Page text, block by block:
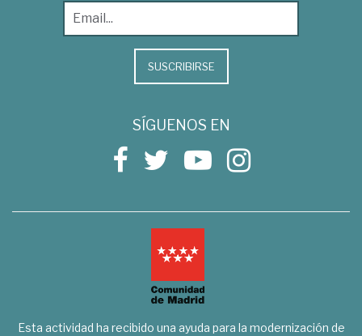
SUSCRIBIRSE
SÍGUENOS EN
Esta actividad ha recibido una ayuda para la modernización de